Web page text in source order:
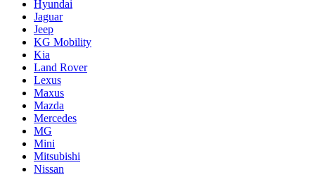
Hyundai
Jaguar
Jeep
KG Mobility
Kia
Land Rover
Lexus
Maxus
Mazda
Mercedes
MG
Mini
Mitsubishi
Nissan